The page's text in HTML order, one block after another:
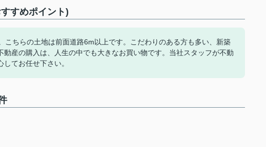
すめポイント)
ちらの土地は前面道路6m以上です。こだわりのある方も多い、新築
産の購入は、人生の中でも大きなお買い物です。当社スタッフが不動
てお任せ下さい。